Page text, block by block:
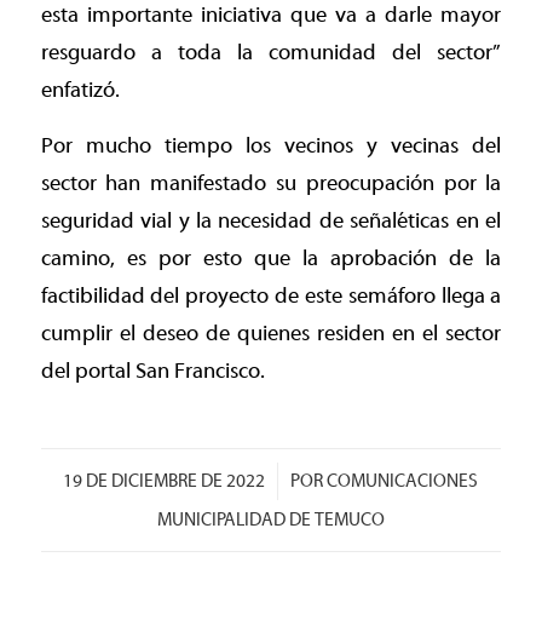
esta importante iniciativa que va a darle mayor
resguardo a toda la comunidad del sector”
enfatizó.
Por mucho tiempo los vecinos y vecinas del
sector han manifestado su preocupación por la
seguridad vial y la necesidad de señaléticas en el
camino, es por esto que la aprobación de la
factibilidad del proyecto de este semáforo llega a
cumplir el deseo de quienes residen en el sector
del portal San Francisco.
19 DE DICIEMBRE DE 2022
/ PORCOMUNICACIONES
MUNICIPALIDAD DE TEMUCO